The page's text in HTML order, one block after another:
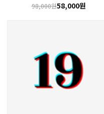
98,000원58,000원